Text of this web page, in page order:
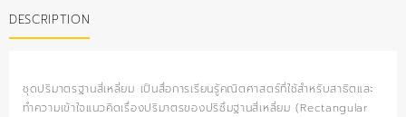
quantity
DESCRIPTION
ชุดปริมาตรฐานสี่เหลี่ยม เป็นสื่อการเรียนรู้คณิตศาสตร์ที่ใช้สำหรับสาธิตและ
ทำความเข้าใจแนวคิดเรื่องปริมาตรของปริซึมฐานสี่เหลี่ยม (Rectangular